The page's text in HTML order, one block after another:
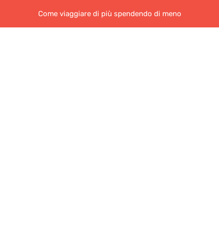
Come viaggiare di più spendendo di meno